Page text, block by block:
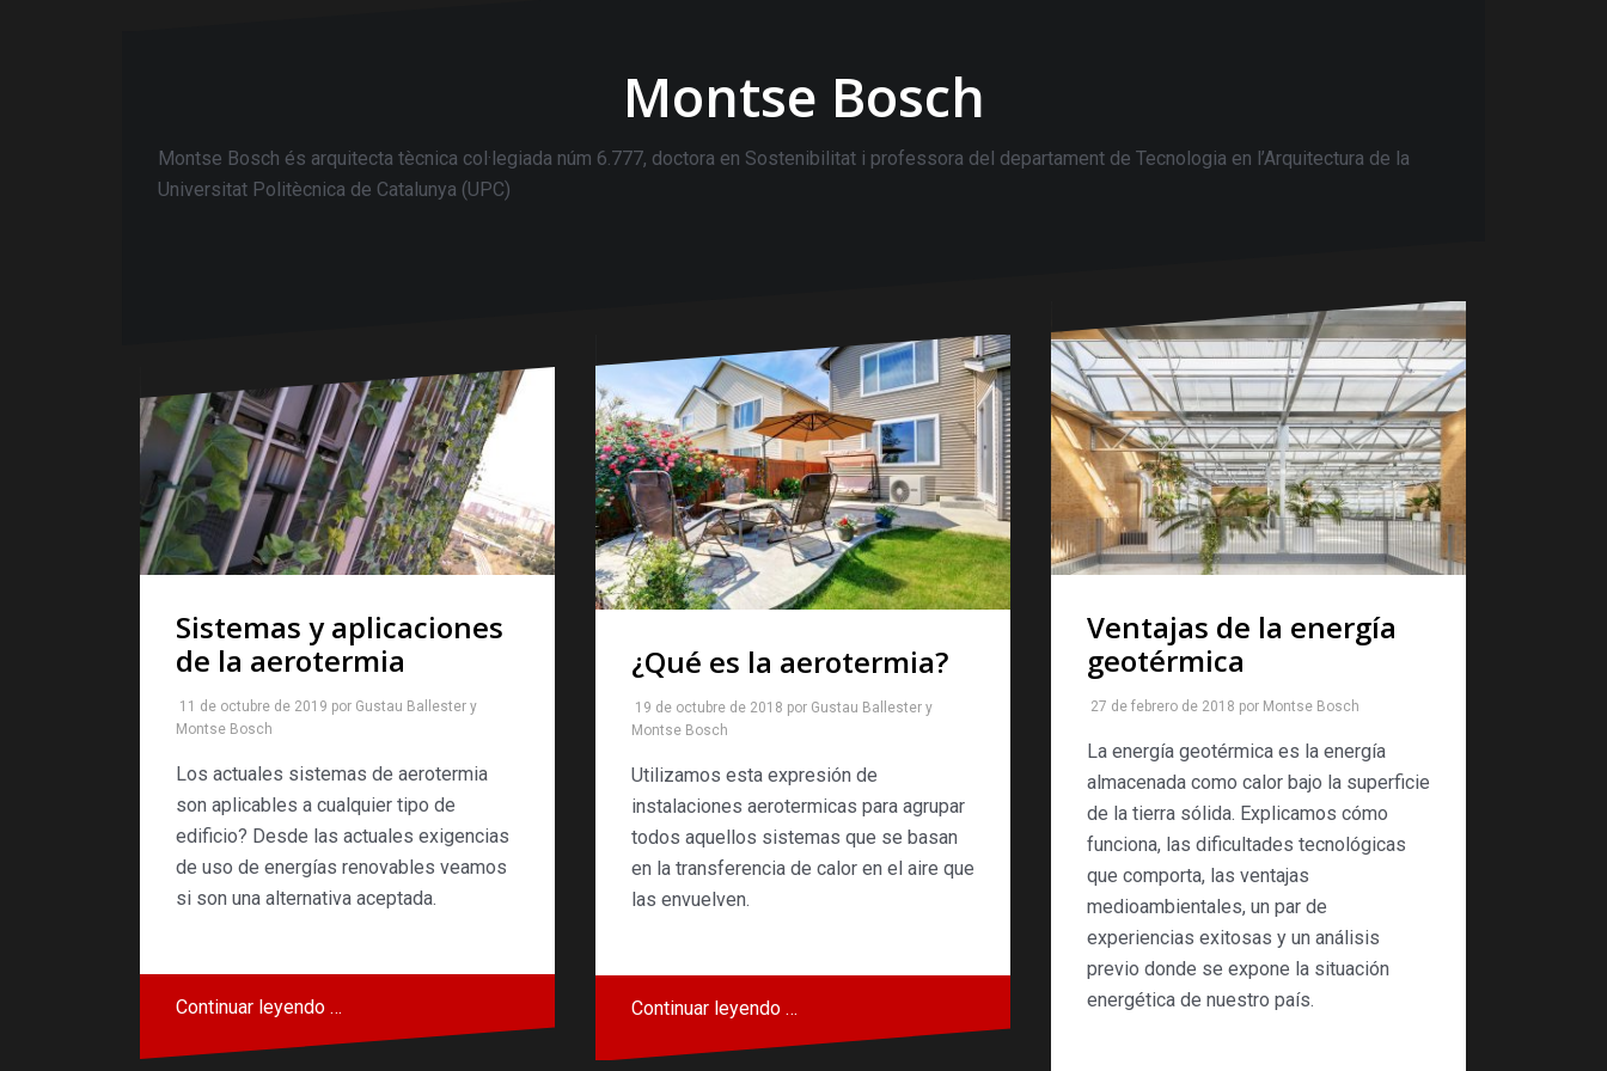
Montse Bosch
Montse Bosch és arquitecta tècnica col·legiada núm 6.777, doctora en Sostenibilitat i professora del departament de Tecnologia en l’Arquitectura de la
Universitat Politècnica de Catalunya (UPC)
Sistemas y aplicaciones
de la aerotermia
11 de octubre de 2019 por Gustau Ballester y
Montse Bosch
Los actuales sistemas de aerotermia
son aplicables a cualquier tipo de
edificio? Desde las actuales exigencias
de uso de energías renovables veamos
si son una alternativa aceptada.
Continuar leyendo …
¿Qué es la aerotermia?
19 de octubre de 2018 por Gustau Ballester y
Montse Bosch
Utilizamos esta expresión de
instalaciones aerotermicas para agrupar
todos aquellos sistemas que se basan
en la transferencia de calor en el aire que
las envuelven.
Continuar leyendo …
Ventajas de la energía
geotérmica
27 de febrero de 2018 por Montse Bosch
La energía geotérmica es la energía
almacenada como calor bajo la superficie
de la tierra sólida. Explicamos cómo
funciona, las dificultades tecnológicas
que comporta, las ventajas
medioambientales, un par de
experiencias exitosas y un análisis
previo donde se expone la situación
energética de nuestro país.